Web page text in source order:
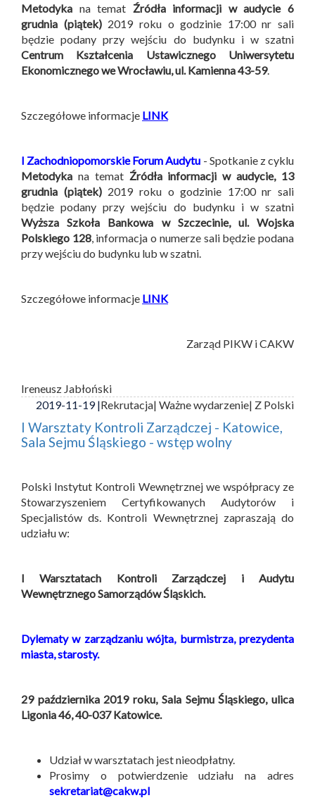
Metodyka na temat Źródła informacji w audycie 6
grudnia (piątek)2019 roku o godzinie 17:00 nr sali
będzie podany przy wejściu do budynku i w szatni
Centrum Kształcenia Ustawicznego Uniwersytetu
Ekonomicznego we Wrocławiu, ul. Kamienna 43-59.
Szczegółowe informacje LINK
I Zachodniopomorskie Forum Audytu - Spotkanie z cyklu
Metodyka na temat Źródła informacji w audycie, 13
grudnia (piątek)2019 roku o godzinie 17:00 nr sali
będzie podany przy wejściu do budynku i w szatni
Wyższa Szkoła Bankowa w Szczecinie, ul. Wojska
Polskiego 128, informacja o numerze sali będzie podana
przy wejściu do budynku lub w szatni.
Szczegółowe informacje LINK
Zarząd PIKW i CAKW
Ireneusz Jabłoński
2019-11-19 |Rekrutacja| Ważne wydarzenie| Z Polski
I Warsztaty Kontroli Zarządczej - Katowice,
Sala Sejmu Śląskiego - wstęp wolny
Polski Instytut Kontroli Wewnętrznej we współpracy ze
Stowarzyszeniem Certyfikowanych Audytorów i
Specjalistów ds. Kontroli Wewnętrznej zapraszają do
udziału w:
I Warsztatach Kontroli Zarządczej i Audytu
Wewnętrznego Samorządów Śląskich.
Dylematy w zarządzaniu wójta, burmistrza, prezydenta
miasta, starosty.
29 października 2019 roku, Sala Sejmu Śląskiego, ulica
Ligonia 46, 40-037 Katowice.
Udział w warsztatach jest nieodpłatny.
Prosimy o potwierdzenie udziału na adres
sekretariat@cakw.pl